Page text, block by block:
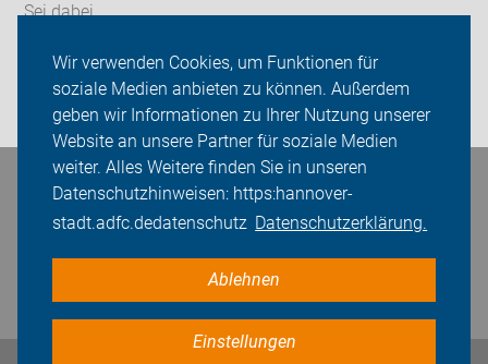
Wir verwenden Cookies, um Funktionen für
soziale Medien anbieten zu können. Außerdem
geben wir Informationen zu Ihrer Nutzung unserer
Website an unsere Partner für soziale Medien
weiter. Alles Weitere finden Sie in unseren
Datenschutzhinweisen: https:hannover-
stadt.adfc.dedatenschutz Datenschutzerklärung.
Ablehnen
Einstellungen
Sei dabei
Presse
Login
Bleiben Sie in Kontakt